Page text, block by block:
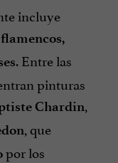
incluye
. Entre las
pinturas
Chardin,
, que
por los